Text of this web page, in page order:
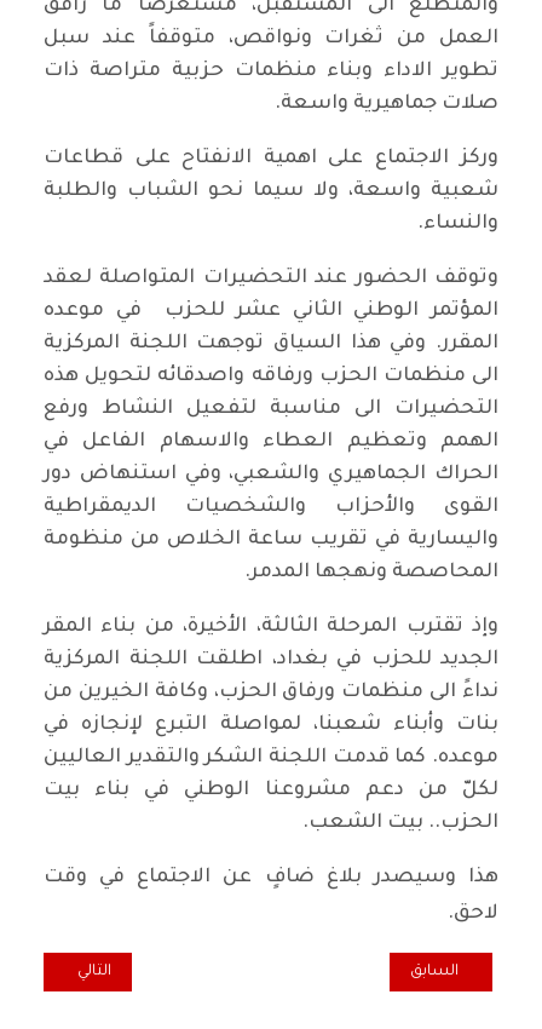
والمتطلع الى المستقبل، مستعرضاً ما رافق
العمل من ثغرات ونواقص، متوقفاً عند سبل
تطوير الاداء وبناء منظمات حزبية متراصة ذات
صلات جماهيرية واسعة.
وركز الاجتماع على اهمية الانفتاح على قطاعات
شعبية واسعة، ولا سيما نحو الشباب والطلبة
والنساء.
وتوقف الحضور عند التحضيرات المتواصلة لعقد
المؤتمر الوطني الثاني عشر للحزب في موعده
المقرر. وفي هذا السياق توجهت اللجنة المركزية
الى منظمات الحزب ورفاقه واصدقائه لتحويل هذه
التحضيرات الى مناسبة لتفعيل النشاط ورفع
الهمم وتعظيم العطاء والاسهام الفاعل في
الحراك الجماهيري والشعبي، وفي استنهاض دور
القوى والأحزاب والشخصيات الديمقراطية
واليسارية في تقريب ساعة الخلاص من منظومة
المحاصصة ونهجها المدمر.
وإذ تقترب المرحلة الثالثة، الأخيرة، من بناء المقر
الجديد للحزب في بغداد، اطلقت اللجنة المركزية
نداءً الى منظمات ورفاق الحزب، وكافة الخيرين من
بنات وأبناء شعبنا، لمواصلة التبرع لإنجازه في
موعده. كما قدمت اللجنة الشكر والتقدير العاليين
لكلّ من دعم مشروعنا الوطني في بناء بيت
الحزب.. بيت الشعب.
هذا وسيصدر بلاغ ضافٍ عن الاجتماع في وقت
لاحق.
المقال السابق: نداء إلى بنات وأبناء شعبنا الخيّرين: امنحوا دعمكم
السابق المقال
التالي